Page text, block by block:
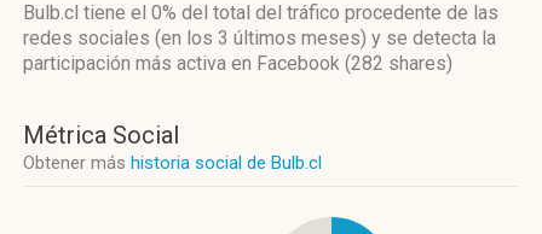
Bulb.cl tiene el 0% del total del tráfico procedente de las
redes sociales (en los 3 últimos meses) y se detecta la
participación más activa en Facebook (282 shares)
Métrica Social
Obtener más historia social de Bulb.cl